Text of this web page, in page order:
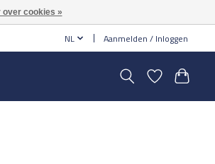
NL Aanmelden / Inloggen
over cookies »